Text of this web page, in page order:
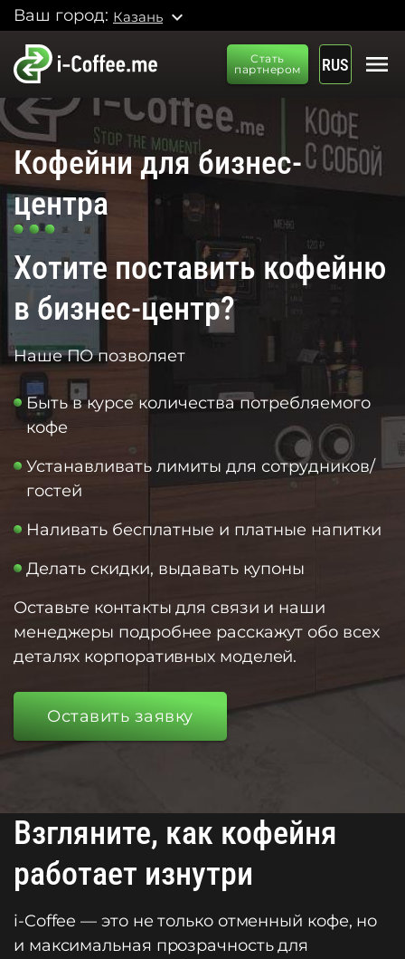
Ваш город: Казань expand_more
Стать
партнером
RUS menu
Кофейни для бизнес-
центра
Хотите поставить кофейню
в бизнес-центр?
Наше ПО позволяет
Быть в курсе количества потребляемого
кофе
Устанавливать лимиты для сотрудников/
гостей
Наливать бесплатные и платные напитки
Делать скидки, выдавать купоны
Оставьте контакты для связи и наши
менеджеры подробнее расскажут обо всех
деталях корпоративных моделей.
Оставить заявку
Взгляните, как кофейня
работает изнутри
i-Coffee — это не только отменный кофе, но
и максимальная прозрачность для